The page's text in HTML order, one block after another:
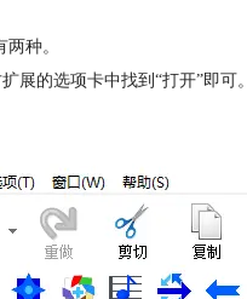
两种。
展的选项卡中找到“打开”即可。